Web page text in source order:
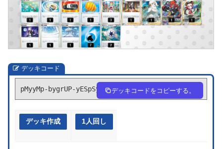
デッキコード
pMyyMp-bygrUP-yESpSy デッキコードをコピーする。
デッキ作成 1人回し